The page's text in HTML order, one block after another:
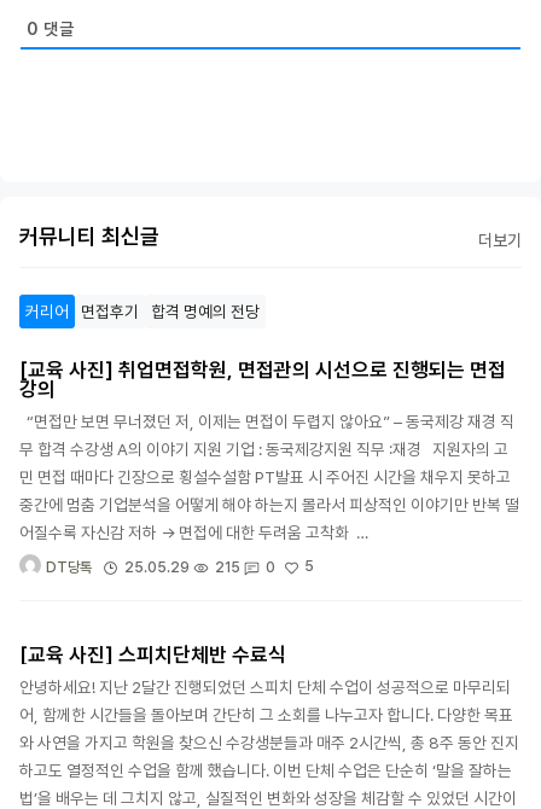
0 댓글
커뮤니티 최신글 더보기
커리어 면접후기 합격 명예의 전당
[교육 사진] 취업면접학원, 면접관의 시선으로 진행되는 면접
강의
“면접만 보면 무너졌던 저, 이제는 면접이 두렵지 않아요” – 동국제강 재경 직
무 합격 수강생 A의 이야기 지원 기업 : 동국제강지원 직무 :재경 지원자의 고
민 면접 때마다 긴장으로 횡설수설함 PT발표 시 주어진 시간을 채우지 못하고
중간에 멈춤 기업분석을 어떻게 해야 하는지 몰라서 피상적인 이야기만 반복 떨
어질수록 자신감 저하 → 면접에 대한 두려움 고착화 …
DT당톡 25.05.29 215 0 5
[교육 사진] 스피치단체반 수료식
안녕하세요! 지난 2달간 진행되었던 스피치 단체 수업이 성공적으로 마무리되
어, 함께한 시간들을 돌아보며 간단히 그 소회를 나누고자 합니다. 다양한 목표
와 사연을 가지고 학원을 찾으신 수강생분들과 매주 2시간씩, 총 8주 동안 진지
하고도 열정적인 수업을 함께 했습니다. 이번 단체 수업은 단순히 ‘말을 잘하는
법’을 배우는 데 그치지 않고, 실질적인 변화와 성장을 체감할 수 있었던 시간이